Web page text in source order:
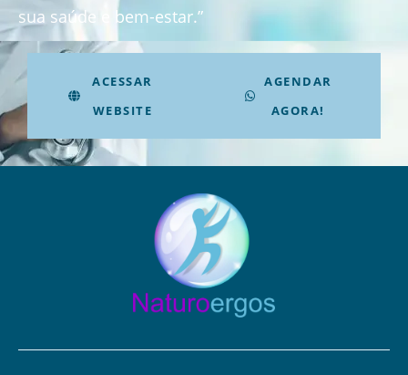
sua saúde e bem-estar.”
ACESSAR
WEBSITE
AGENDAR
AGORA!